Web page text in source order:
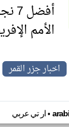
الأمم
اخبار جزر القمر
ار تي عربي•